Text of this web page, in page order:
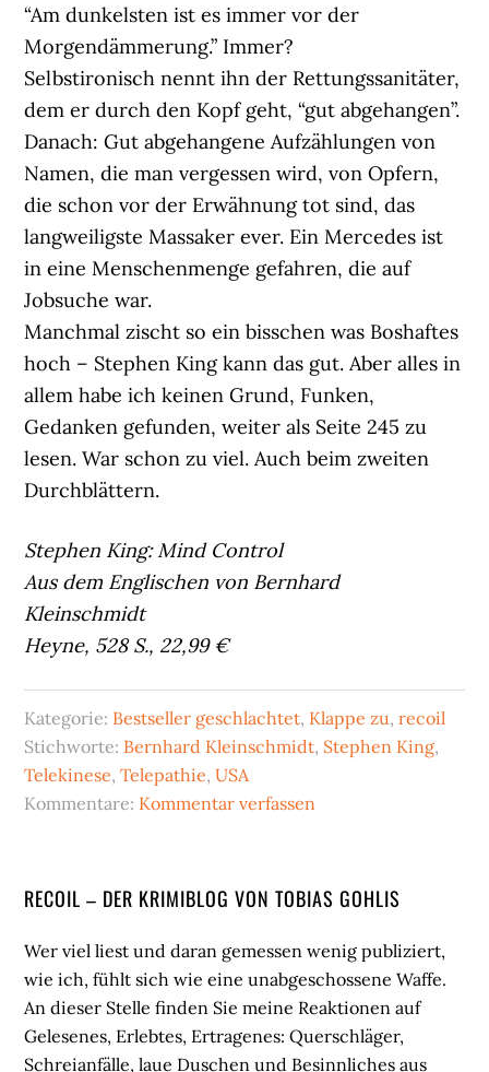
“Am dunkelsten ist es immer vor der
Morgendämmerung.” Immer?
Selbstironisch nennt ihn der Rettungssanitäter,
dem er durch den Kopf geht, “gut abgehangen”.
Danach: Gut abgehangene Aufzählungen von
Namen, die man vergessen wird, von Opfern,
die schon vor der Erwähnung tot sind, das
langweiligste Massaker ever. Ein Mercedes ist
in eine Menschenmenge gefahren, die auf
Jobsuche war.
Manchmal zischt so ein bisschen was Boshaftes
hoch – Stephen King kann das gut. Aber alles in
allem habe ich keinen Grund, Funken,
Gedanken gefunden, weiter als Seite 245 zu
lesen. War schon zu viel. Auch beim zweiten
Durchblättern.
Stephen King: Mind Control
Aus dem Englischen von Bernhard
Kleinschmidt
Heyne, 528 S., 22,99 €
Kategorie: Bestseller geschlachtet, Klappe zu,recoil
Stichworte: Bernhard Kleinschmidt, Stephen King,
Telekinese,Telepathie,USA
Kommentare: Kommentar verfassen
Seitenspalte
RECOIL – DER KRIMIBLOG VON TOBIAS GOHLIS
Wer viel liest und daran gemessen wenig publiziert,
wie ich, fühlt sich wie eine unabgeschossene Waffe.
An dieser Stelle finden Sie meine Reaktionen auf
Gelesenes, Erlebtes, Ertragenes: Querschläger,
Schreianfälle, laue Duschen und Besinnliches aus